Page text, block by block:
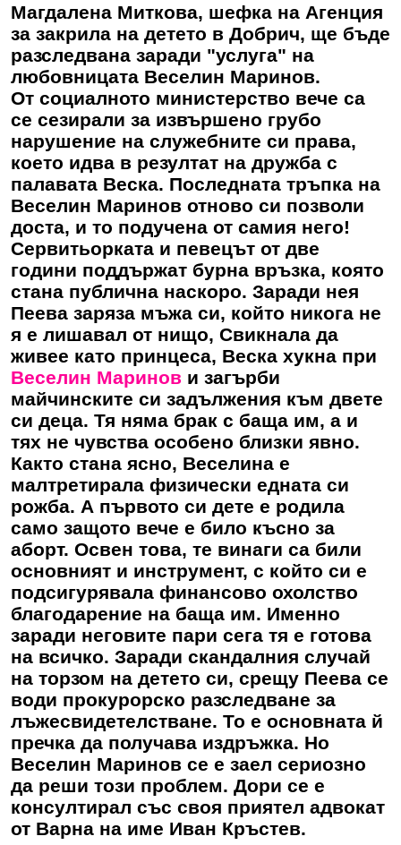
Магдалена Миткова, шефка на Агенция
за закрила на детето в Добрич, ще бъде
разследвана заради "услуга" на
любовницата Веселин Маринов.
От социалното министерство вече са
се сезирали за извършено грубо
нарушение на служебните си права,
което идва в резултат на дружба с
палавата Веска. Последната тръпка на
Веселин Маринов отново си позволи
доста, и то подучена от самия него!
Сервитьорката и певецът от две
години поддържат бурна връзка, която
стана публична наскоро. Заради нея
Пеева заряза мъжа си, който никога не
я е лишавал от нищо, Свикнала да
живее като принцеса, Веска хукна при
Веселин Маринов и загърби
майчинските си задължения към двете
си деца. Тя няма брак с баща им, а и
тях не чувства особено близки явно.
Както стана ясно, Веселина е
малтретирала физически едната си
рожба. А първото си дете е родила
само защото вече е било късно за
аборт. Освен това, те винаги са били
основният и инструмент, с който си е
подсигурявала финансово охолство
благодарение на баща им. Именно
заради неговите пари сега тя е готова
на всичко. Заради скандалния случай
на торзом на детето си, срещу Пеева се
води прокурорско разследване за
лъжесвидетелстване. То е основната й
пречка да получава издръжка. Но
Веселин Маринов се е заел сериозно
да реши този проблем. Дори се е
консултирал със своя приятел адвокат
от Варна на име Иван Кръстев.